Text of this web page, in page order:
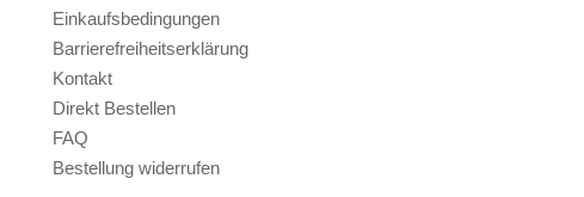
Einkaufsbedingungen
Barrierefreiheitserklärung
Kontakt
Direkt Bestellen
FAQ
Bestellung widerrufen